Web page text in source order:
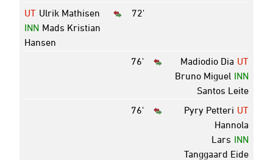
72'
UT Ulrik Mathisen
INN Mads Kristian
Hansen
76'
UT
Madiodio Dia
INN
Bruno Miguel
Santos Leite
76'
UT
Pyry Petteri
Hannola
INN
Lars
Tanggaard Eide